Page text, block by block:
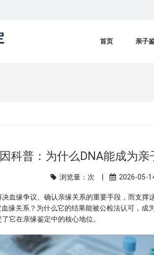
首页 亲子
科普：为什么DNA能成为亲
浏览量： 次 | 2026-05-
血缘争议、确认亲缘关系的重要手段，而支撑
缘关系？为什么它的结果能被公检法认可，
它在亲缘鉴定中的核心地位。​